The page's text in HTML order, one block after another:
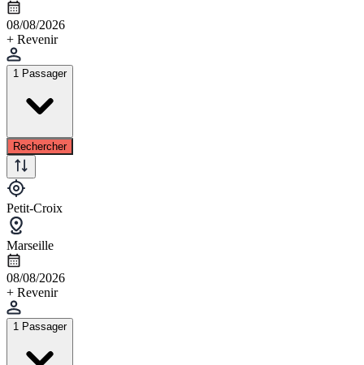
08/08/2026
+ Revenir
1 Passager
Rechercher
Petit-Croix
Marseille
08/08/2026
+ Revenir
1 Passager